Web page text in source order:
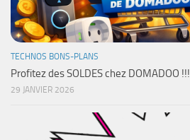
TECHNOS BONS-PLANS
Profitez des SOLDES chez DOMADOO !!!
29 JANVIER 2026